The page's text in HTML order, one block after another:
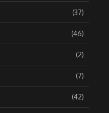
(37)
(46)
(2)
(7)
(42)